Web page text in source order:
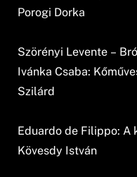
Porogi Dorka
Szörényi Levente –
Ivánka Csaba:
Szilárd
Eduardo de Filippo: A
Kövesdy István